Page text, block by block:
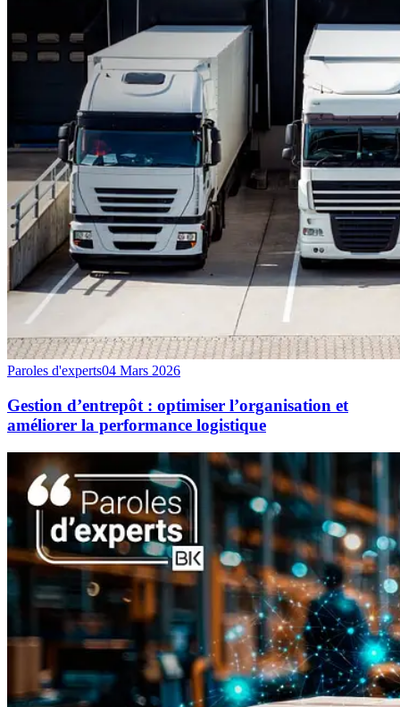
Paroles d'experts04 Mars 2026
Gestion d’entrepôt : optimiser l’organisation et
améliorer la performance logistique